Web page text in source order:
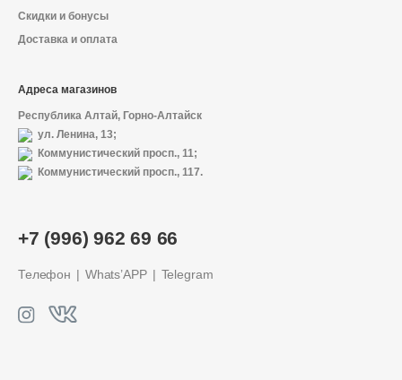
+7 (996) 962 69 66
Телефон Whats’APP Telegram
Скидки и бонусы
Доставка и оплата
Адреса магазинов
Республика Алтай, Горно-Алтайск
ул. Ленина, 13;
Коммунистический просп., 11;
Коммунистический просп., 117.